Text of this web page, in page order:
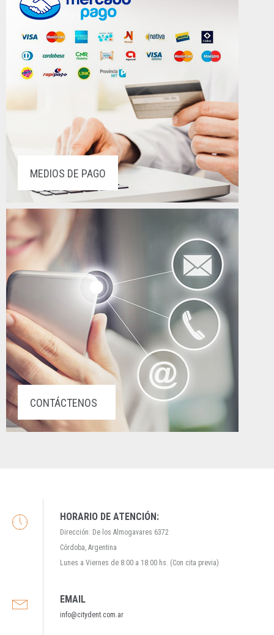
MEDIOS DE PAGO
CONTÁCTENOS
HORARIO DE ATENCIÓN:
Dirección: De los Almogavares 6372
Córdoba, Argentina
Lunes a Viernes de 8:00 a 18:00 hs. (Con cita previa)
EMAIL
info@citydent.com.ar